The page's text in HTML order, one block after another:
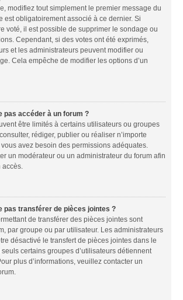
modifiez tout simplement le premier message du
est obligatoirement associé à ce dernier. Si
voté, il est possible de supprimer le sondage ou
Cependant, si des votes ont été exprimés,
et les administrateurs peuvent modifier ou
Cela empêche de modifier les options d’un
pas accéder à un forum ?
être limités à certains utilisateurs ou groupes
rédiger, publier ou réaliser n’importe
avez besoin des permissions adéquates.
un modérateur ou un administrateur du forum afin
pas transférer de pièces jointes ?
de transférer des pièces jointes sont
par groupe ou par utilisateur. Les administrateurs
désactivé le transfert de pièces jointes dans le
certains groupes d’utilisateurs détiennent
plus d’informations, veuillez contacter un